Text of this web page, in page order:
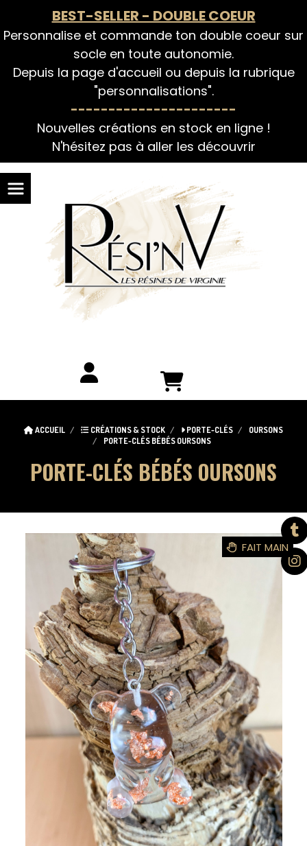
BEST-SELLER - DOUBLE COEUR
Personnalise et commande ton double coeur sur
socle en toute autonomie.
Depuis la page d'accueil ou depuis la rubrique
"personnalisations".
----------------------
Nouvelles créations en stock en ligne !
N'hésitez pas à aller les découvrir
ACCUEIL CRÉATIONS & STOCK PORTE-CLÉS
OURSONS
PORTE-CLÉS BÉBÉS OURSONS
PORTE-CLÉS BÉBÉS OURSONS
FAIT MAIN